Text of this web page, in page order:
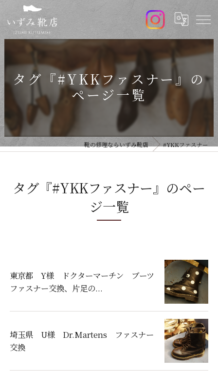
タグ『#YKKファスナー』の
ページ一覧
靴の修理ならいずみ靴店 #YKKファスナー
タグ『#YKKファスナー』のペー
ジ一覧
東京都 Y様 ドクターマーチン ブーツ
ファスナー交換、片足の...
埼玉県 U様 Dr.Martens ファスナー
交換